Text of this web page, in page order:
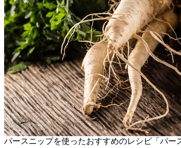
パースニップを使ったおすすめのレシピ「パー